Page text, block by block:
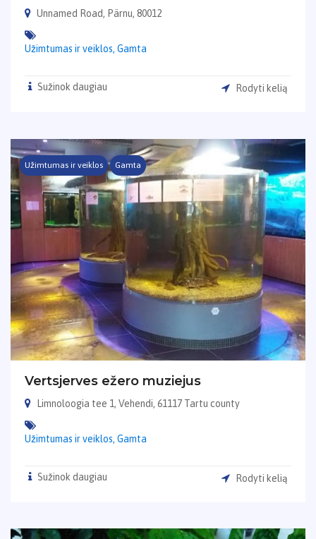
Unnamed Road, Pärnu, 80012
Užimtumas ir veiklos, Gamta
Sužinok daugiau Rodyti kelią
Užimtumas ir veiklos Gamta
Vertsjerves ežero muziejus
Limnoloogia tee 1, Vehendi, 61117 Tartu county
Užimtumas ir veiklos, Gamta
Sužinok daugiau Rodyti kelią